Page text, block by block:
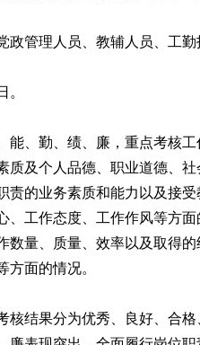
政管理人员、教辅人员、工
。
能、勤、绩、廉，重点考核工
质及个人品德、职业道德、
责的业务素质和能力以及接
、工作态度、工作作风等方面
数量、质量、效率以及取得
方面的情况。
核结果分为优秀、良好、合